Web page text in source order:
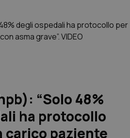
“Solo 48%
ha protocollo
carico paziente